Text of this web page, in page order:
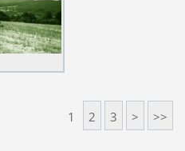
1 2 3 > >>